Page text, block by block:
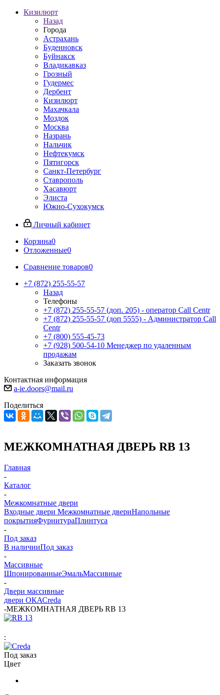
Кизилюрт
Назад
Города
Астрахань
Буденновск
Буйнакск
Владикавказ
Грозный
Гудермес
Дербент
Кизилюрт
Махачкала
Моздок
Москва
Назрань
Нальчик
Нефтекумск
Пятигорск
Санкт-Петербург
Ставрополь
Хасавюрт
Элиста
Южно-Сухокумск
Личный кабинет
Корзина0
Отложенные0
Сравнение товаров0
+7 (872) 255-55-57
Назад
Телефоны
+7 (872) 255-55-57 (доп. 205) - оператор Call Centr
+7 (872) 255-55-57 (доп 5555) - Администратор Call
Centr
+7 (800) 555-45-73
+7 (928) 500-54-10 Менеджер по удаленным
продажам
Заказать звонок
Контактная информация
a-ie.doors@mail.ru
Поделиться
МЕЖКОМНАТНАЯ ДВЕРЬ RB 13
Главная
-
Каталог
-
Межкомнатные двери
Входные двери Межкомнатные двериНапольные
покрытияФурнитураПлинтуса
-
Под заказ
В наличииПод заказ
-
Массивные
ШпонированныеЭмальМассивные
-
Двери массивные
двери ОКАСreda
-МЕЖКОМНАТНАЯ ДВЕРЬ RB 13
:
Под заказ
Цвет